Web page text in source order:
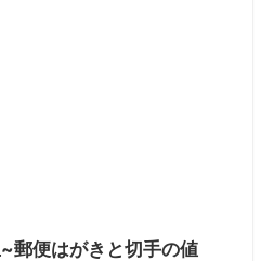
郵便はがきと切手の値